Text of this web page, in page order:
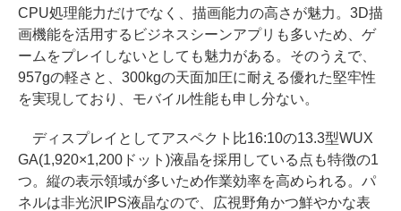
CPU処理能力だけでなく、描画能力の高さが魅力。3D描
画機能を活用するビジネスシーンアプリも多いため、ゲ
ームをプレイしないとしても魅力がある。そのうえで、
957gの軽さと、300kgの天面加圧に耐える優れた堅牢性
を実現しており、モバイル性能も申し分ない。
ディスプレイとしてアスペクト比16:10の13.3型WUX
GA(1,920×1,200ドット)液晶を採用している点も特徴の1
つ。縦の表示領域が多いため作業効率を高められる。パ
ネルは非光沢IPS液晶なので、広視野角かつ鮮やかな表